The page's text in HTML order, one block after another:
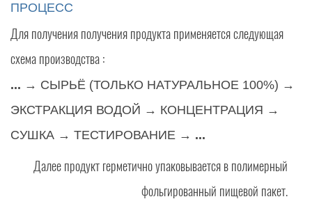
ПРОЦЕСС
Для получения получения продукта применяется следующая
схема производства :
... → СЫРЬЁ (ТОЛЬКО НАТУРАЛЬНОЕ 100%) →
ЭКСТРАКЦИЯ ВОДОЙ → КОНЦЕНТРАЦИЯ →
CУШКА → ТЕСТИРОВАНИЕ → ...
Далее продукт герметично упаковывается в полимерный
фольгированный пищевой пакет.